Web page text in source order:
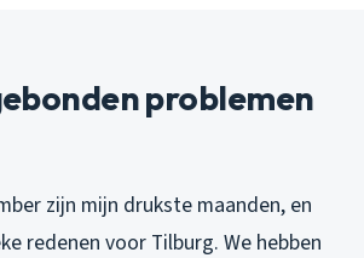
problemen
zijn mijn drukste maanden, en
redenen voor Tilburg. We hebben